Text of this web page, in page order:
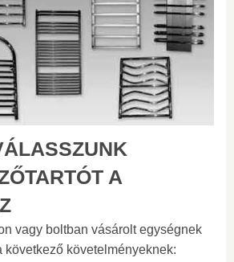
A
vagy boltban vásárolt egységnek
következő követelményeknek: